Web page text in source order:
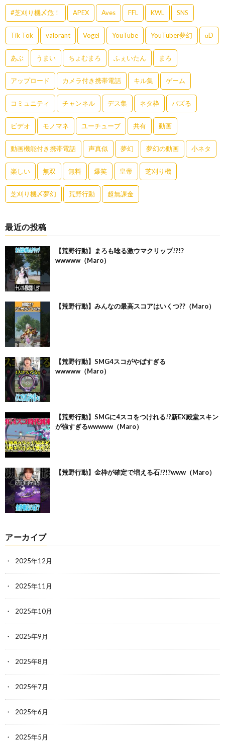
#芝刈り機〆危！ APEX Aves FFL KWL SNS
Tik Tok valorant Vogel YouTube YouTuber夢幻 αD
あぶ うまい ちょむまろ ふぇいたん まろ
アップロード カメラ付き携帯電話 キル集 ゲーム
コミュニティ チャンネル デス集 ネタ枠 バズる
ビデオ モノマネ ユーチューブ 共有 動画
動画機能付き携帯電話 声真似 夢幻 夢幻の動画 小ネタ
楽しい 無双 無料 爆笑 皇帝 芝刈り機
芝刈り機〆夢幻 荒野行動 超無課金
最近の投稿
【荒野行動】まろも唸る激ウマクリップ!?!?
wwwww（Maro）
【荒野行動】みんなの最高スコアはいくつ??（Maro）
【荒野行動】SMG4スコがやばすぎる
wwwww（Maro）
【荒野行動】SMGに4スコをつけれる!?新EX殿堂スキン
が強すぎるwwwww（Maro）
【荒野行動】金枠が確定で増える石!?!?www（Maro）
アーカイブ
2025年12月
2025年11月
2025年10月
2025年9月
2025年8月
2025年7月
2025年6月
2025年5月